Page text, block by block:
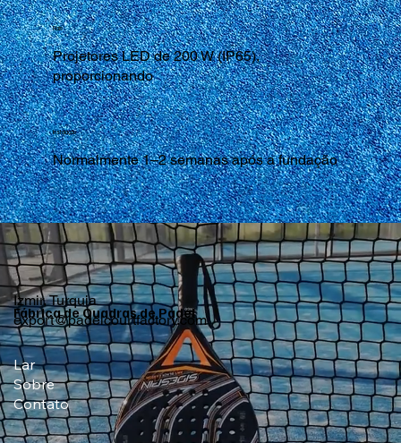
Raio
Projetores LED de 200 W (IP65),
proporcionando
Instalação
Normalmente 1–2 semanas após a fundação
Izmir, Turquia
export@padelcourtfactory.com
Fábrica de Quadras de Padel
Lar
Sobre
Contato